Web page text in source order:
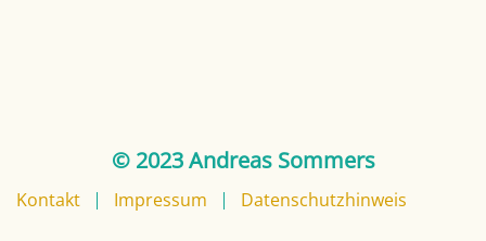
© 2023 Andreas Sommers
Kontakt Impressum Datenschutzhinweis